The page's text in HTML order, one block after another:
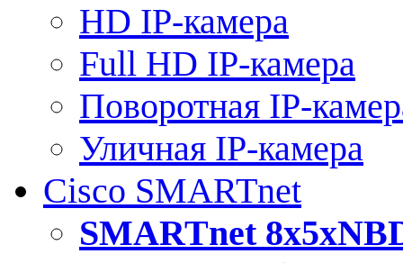
HD IP-камера
Full HD IP-камера
Поворотная IP-
Уличная IP-камера
Cisco SMARTnet
SMARTnet